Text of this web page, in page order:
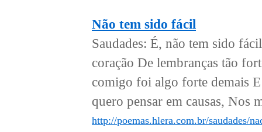
Não tem sido fácil
Saudades: É, não tem sido
coração De lembranças tão
comigo foi algo forte demais
quero pensar em causas, Nos
http://poemas.hlera.com.br/saudades/